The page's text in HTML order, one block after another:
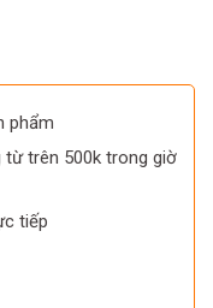
phẩm
từ trên 500k trong giờ
tiếp